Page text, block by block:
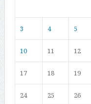
3 4 5
10 11 12
17 18 19
24 25 26